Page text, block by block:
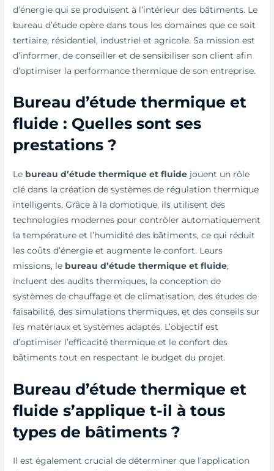
d’énergie qui se produisent à l’intérieur des bâtiments. Le
bureau d’étude opère dans tous les domaines que ce soit
tertiaire, résidentiel, industriel et agricole. Sa mission est
d’informer, de conseiller et de sensibiliser son client afin
d’optimiser la performance thermique de son entreprise.
Bureau d’étude thermique et
fluide : Quelles sont ses
prestations ?
Le bureau d’étude thermique et fluide jouent un rôle
clé dans la création de systèmes de régulation thermique
intelligents. Grâce à la domotique, ils utilisent des
technologies modernes pour contrôler automatiquement
la température et l’humidité des bâtiments, ce qui réduit
les coûts d’énergie et augmente le confort. Leurs
missions, le bureau d’étude thermique et fluide,
incluent des audits thermiques, la conception de
systèmes de chauffage et de climatisation, des études de
faisabilité, des simulations thermiques, et des conseils sur
les matériaux et systèmes adaptés. L’objectif est
d’optimiser l’efficacité thermique et le confort des
bâtiments tout en respectant le budget du projet.
Bureau d’étude thermique et
fluide s’applique t-il à tous
types de bâtiments ?
Il est également crucial de déterminer que l’application